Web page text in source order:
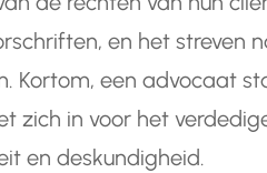
en het streven
Kortom, een advocaat
zich in voor het
en deskundigheid.